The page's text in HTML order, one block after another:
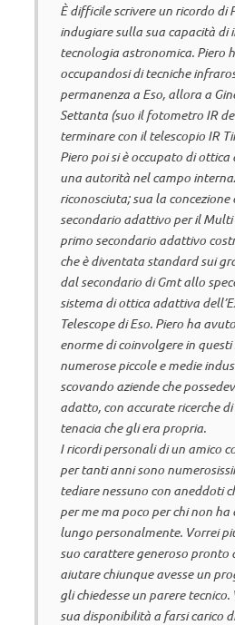
È difficile scrivere un ricordo di
indugiare sulla sua capacità di
tecnologia astronomica. Piero
occupandosi di tecniche
permanenza a Eso, allora a
Settanta (suo il fotometro IR
terminare con il telescopio IR
Piero poi si è occupato di
una autorità nel campo
riconosciuta; sua la
secondario adattivo per il Multi
primo secondario adattivo
che è diventata standard sui
dal secondario di Gmt allo
sistema di ottica adattiva
Telescope di Eso. Piero ha
enorme di coinvolgere in
numerose piccole e medie
scovando aziende che
adatto, con accurate ricerche
tenacia che gli era propria.
I ricordi personali di un amico
per tanti anni sono
tediare nessuno con aneddoti
per me ma poco per chi non ha
lungo personalmente. Vorrei
suo carattere generoso pronto
aiutare chiunque avesse un
gli chiedesse un parere
sua disponibilità a farsi carico